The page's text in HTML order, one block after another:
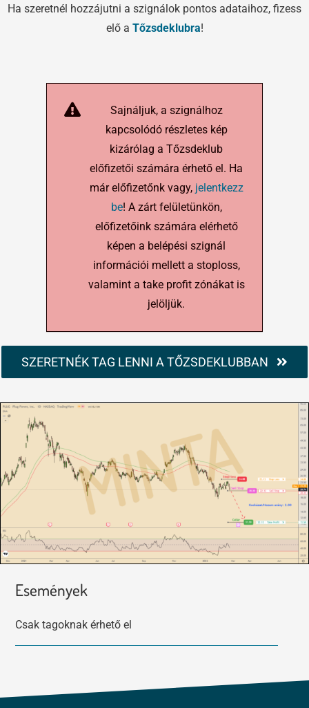
Ha szeretnél hozzájutni a szignálok pontos adataihoz, fizess
elő a Tőzsdeklubra!
Sajnáljuk, a szignálhoz
kapcsolódó részletes kép
kizárólag a Tőzsdeklub
előfizetői számára érhető el. Ha
már előfizetőnk vagy, jelentkezz
be! A zárt felületünkön,
előfizetőink számára elérhető
képen a belépési szignál
információi mellett a stoploss,
valamint a take profit zónákat is
jelöljük.
SZERETNÉK TAG LENNI A TŐZSDEKLUBBAN
Események
Csak tagoknak érhető el